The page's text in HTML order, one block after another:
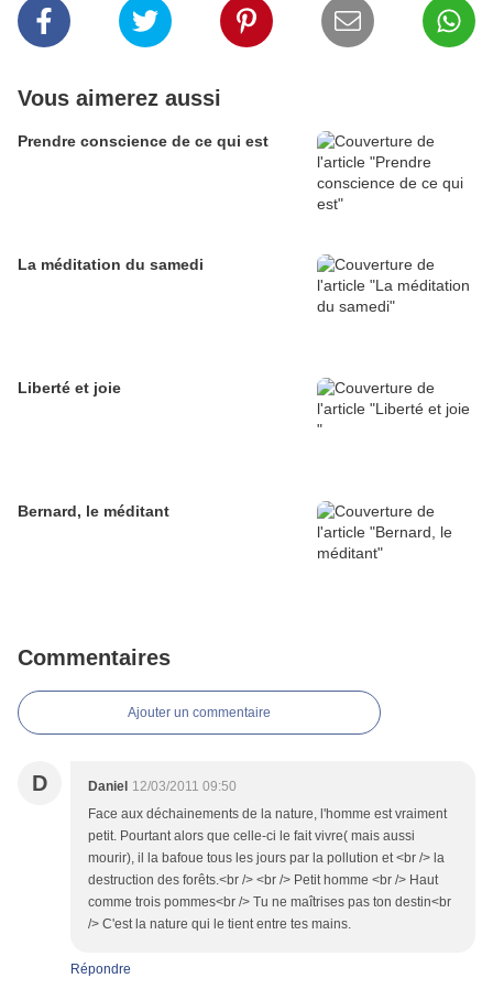
Vous aimerez aussi
Prendre conscience de ce qui est
La méditation du samedi
Liberté et joie
Bernard, le méditant
Commentaires
Ajouter un commentaire
D Daniel 12/03/2011 09:50
Face aux déchainements de la nature, l'homme est vraiment
petit. Pourtant alors que celle-ci le fait vivre( mais aussi
mourir), il la bafoue tous les jours par la pollution et <br /> la
destruction des forêts.<br /> <br /> Petit homme <br /> Haut
comme trois pommes<br /> Tu ne maîtrises pas ton destin<br
/> C'est la nature qui le tient entre tes mains.
Répondre